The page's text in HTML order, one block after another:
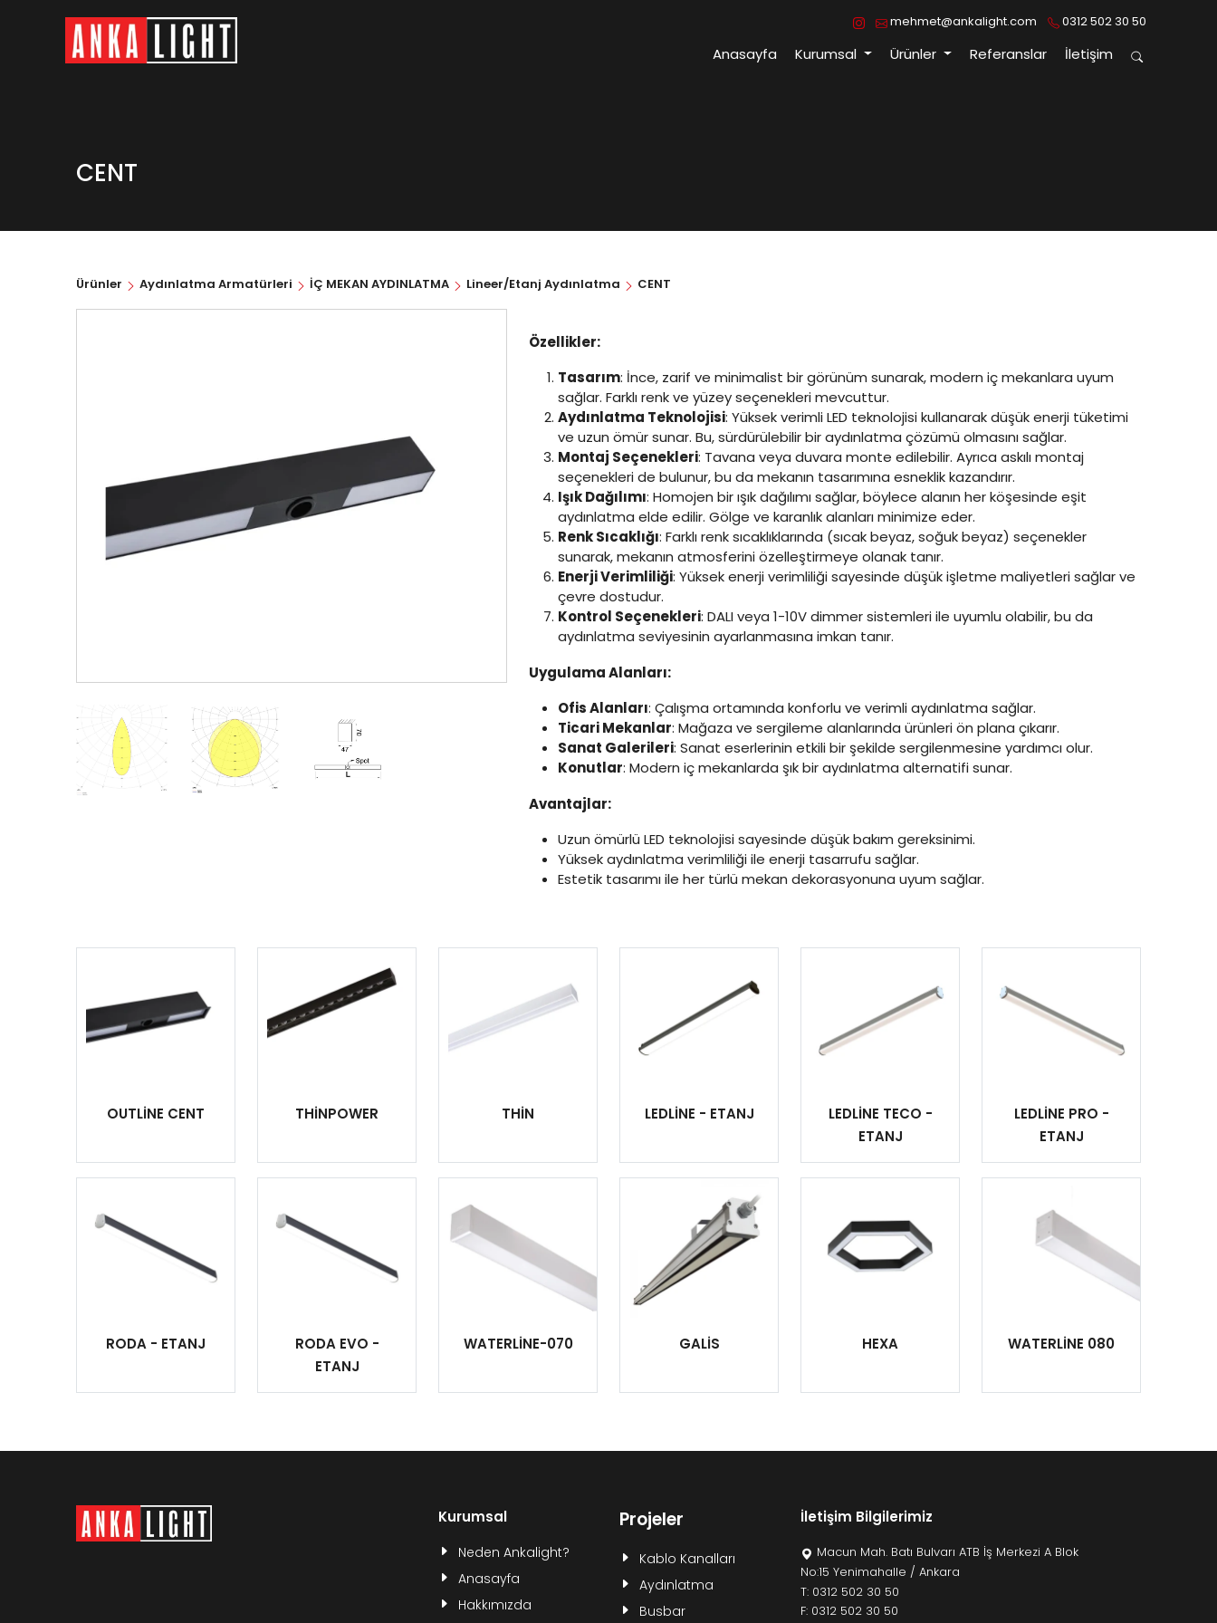
mehmet@ankalight.com 0312 502 30 50
Anasayfa Kurumsal Ürünler Referanslar İletişim
CENT
Ürünler Aydınlatma Armatürleri İÇ MEKAN AYDINLATMA Lineer/Etanj Aydınlatma CENT
Özellikler:
Tasarım: İnce, zarif ve minimalist bir görünüm sunarak, modern iç mekanlara uyum
sağlar. Farklı renk ve yüzey seçenekleri mevcuttur.
Aydınlatma Teknolojisi: Yüksek verimli LED teknolojisi kullanarak düşük enerji tüketimi
ve uzun ömür sunar. Bu, sürdürülebilir bir aydınlatma çözümü olmasını sağlar.
Montaj Seçenekleri: Tavana veya duvara monte edilebilir. Ayrıca askılı montaj
seçenekleri de bulunur, bu da mekanın tasarımına esneklik kazandırır.
Işık Dağılımı: Homojen bir ışık dağılımı sağlar, böylece alanın her köşesinde eşit
aydınlatma elde edilir. Gölge ve karanlık alanları minimize eder.
Renk Sıcaklığı: Farklı renk sıcaklıklarında (sıcak beyaz, soğuk beyaz) seçenekler
sunarak, mekanın atmosferini özelleştirmeye olanak tanır.
Enerji Verimliliği: Yüksek enerji verimliliği sayesinde düşük işletme maliyetleri sağlar ve
çevre dostudur.
Kontrol Seçenekleri: DALI veya 1-10V dimmer sistemleri ile uyumlu olabilir, bu da
aydınlatma seviyesinin ayarlanmasına imkan tanır.
Uygulama Alanları:
Ofis Alanları: Çalışma ortamında konforlu ve verimli aydınlatma sağlar.
Ticari Mekanlar: Mağaza ve sergileme alanlarında ürünleri ön plana çıkarır.
Sanat Galerileri: Sanat eserlerinin etkili bir şekilde sergilenmesine yardımcı olur.
Konutlar: Modern iç mekanlarda şık bir aydınlatma alternatifi sunar.
Avantajlar:
Uzun ömürlü LED teknolojisi sayesinde düşük bakım gereksinimi.
Yüksek aydınlatma verimliliği ile enerji tasarrufu sağlar.
Estetik tasarımı ile her türlü mekan dekorasyonuna uyum sağlar.
OUTLİNE CENT THİNPOWER THİN LEDLİNE - ETANJ
LEDLİNE TECO -
ETANJ
LEDLİNE PRO -
ETANJ
RODA - ETANJ
RODA EVO -
ETANJ
WATERLİNE-070 GALİS HEXA WATERLİNE 080
Kurumsal
Neden Ankalight?
Anasayfa
Hakkımızda
Projeler
Kablo Kanalları
Aydınlatma
Busbar
İletişim Bilgilerimiz
Macun Mah. Batı Bulvarı ATB İş Merkezi A Blok
No:15 Yenimahalle / Ankara
T: 0312 502 30 50
F: 0312 502 30 50